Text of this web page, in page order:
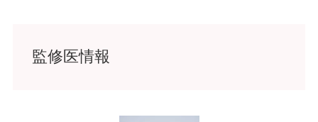
お尻・太もも・膝の脂肪吸引
監修医情報